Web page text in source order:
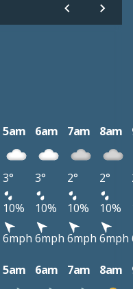
5am 6am 7am 8am
3° 3° 2° 2°
10% 10% 10% 10%
6mph 6mph 6mph 6mph
5am 6am 7am 8am